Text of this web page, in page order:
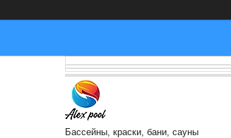
Бассейны, краски, бани, сауны